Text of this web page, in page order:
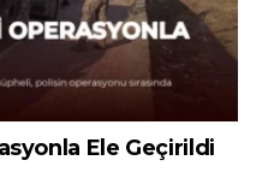
Ele Geçirildi